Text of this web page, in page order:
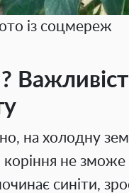
із соцмереж
на холодну
не зможе
синіти,